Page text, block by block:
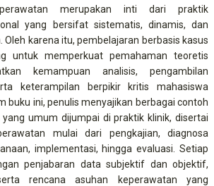
merupakan inti dari praktik
yang bersifat sistematis, dinamis, dan
Oleh karena itu, pembelajaran berbasis kasus
untuk memperkuat pemahaman teoretis
kemampuan analisis, pengambilan
keterampilan berpikir kritis mahasiswa
buku ini, penulis menyajikan berbagai contoh
yang umum dijumpai di praktik klinik, disertai
mulai dari pengkajian, diagnosa
implementasi, hingga evaluasi. Setiap
penjabaran data subjektif dan objektif,
rencana asuhan keperawatan yang